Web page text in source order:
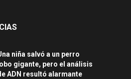
niña salvó a un perro
lobo gigante, pero el análisis
ADN resultó alarmante